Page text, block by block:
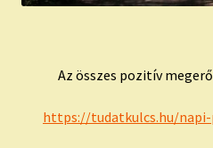
Az összes pozitív
https://tudatkulcs.hu/